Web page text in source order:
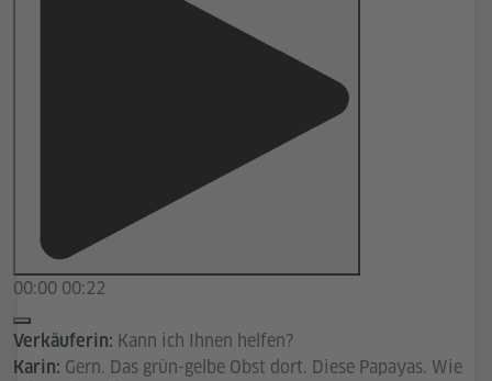
00:00 00:22
Verkäuferin: Kann ich Ihnen helfen?
Karin: Gern. Das grün-gelbe Obst dort. Diese Papayas. Wie